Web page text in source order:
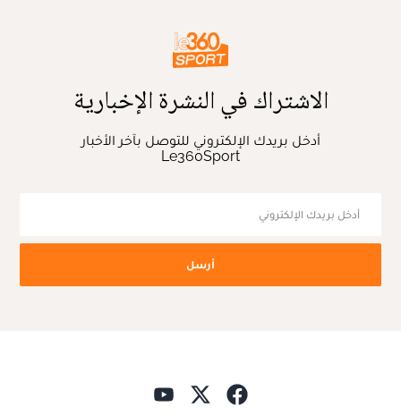
الاشتراك في النشرة الإخبارية
أدخل بريدك الإلكتروني للتوصل بآخر الأخبار
Le360Sport
أرسل